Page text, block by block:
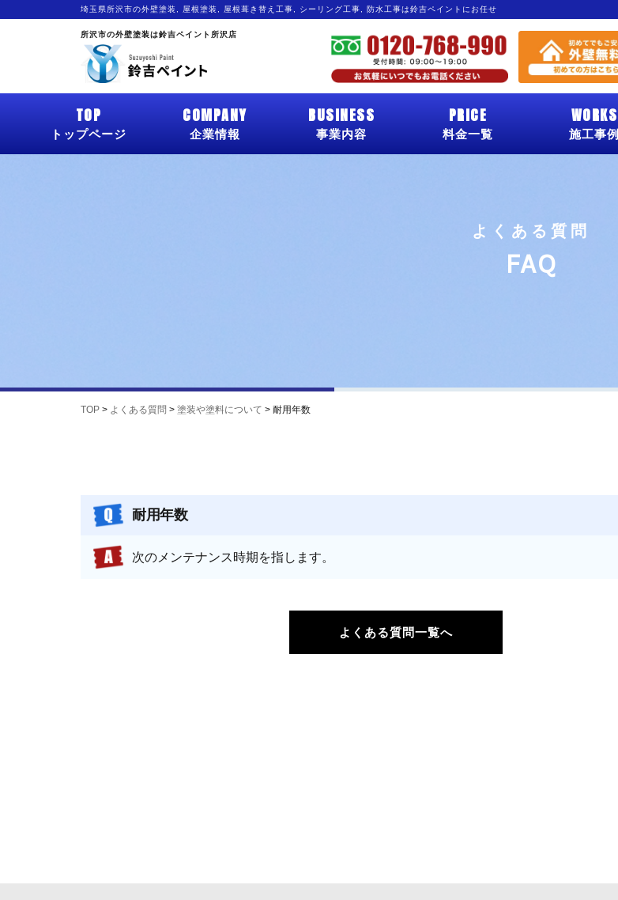
埼玉県所沢市の外壁塗装, 屋根塗装, 屋根葺き替え工事, シーリング工事, 防水工事は鈴吉ペイントにお任せ
所沢市の外壁塗装は鈴吉ペイント所沢店
TOP
トップページ
COMPANY
企業情報
BUSINESS
事業内容
PRICE
料金一覧
WORKS
施工事例
よくある質問
FAQ
TOP > よくある質問 > 塗装や塗料について > 耐用年数
耐用年数
次のメンテナンス時期を指します。
よくある質問一覧へ